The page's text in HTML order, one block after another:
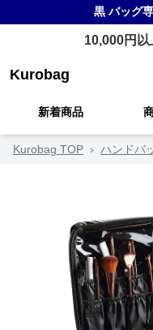
黒 バッグ
10,000円以
Kurobag
新着商品
Kurobag TOP › ハンドバ